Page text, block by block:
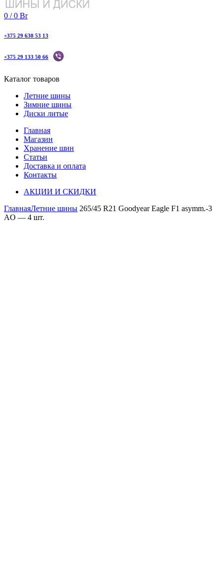
0 / 0 Br
+375 29 630 53 13
+375 29 133 50 66
Каталог товаров
Летние шины
Зимние шины
Диски литые
Главная
Магазин
Хранение шин
Статьи
Доставка и оплата
Контакты
АКЦИИ И СКИДКИ
ГлавнаяЛетние шины 265/45 R21 Goodyear Eagle F1 asymm.-3
AO — 4 шт.